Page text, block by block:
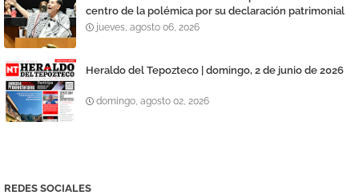
centro de la polémica por su declaración patrimonial
jueves, agosto 06, 2026
Heraldo del Tepozteco | domingo, 2 de junio de 2026
domingo, agosto 02, 2026
REDES SOCIALES